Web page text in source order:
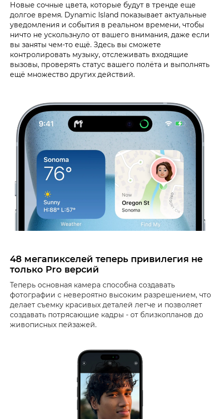
Новые сочные цвета, которые будут в тренде еще
долгое время. Dynamic Island показывает актуальные
уведомления и события в реальном времени, чтобы
ничто не ускользнуло от вашего внимания, даже если
вы заняты чем-то ещё. Здесь вы сможете
контролировать музыку, отслеживать входящие
вызовы, проверять статус вашего полёта и выполнять
ещё множество других действий.
48 мегапикселей теперь привилегия не
только Pro версий
Теперь основная камера способна создавать
фотографии с невероятно высоким разрешением, что
делает съемку красивых деталей легче и позволяет
создавать потрясающие кадры - от близкопланов до
живописных пейзажей.